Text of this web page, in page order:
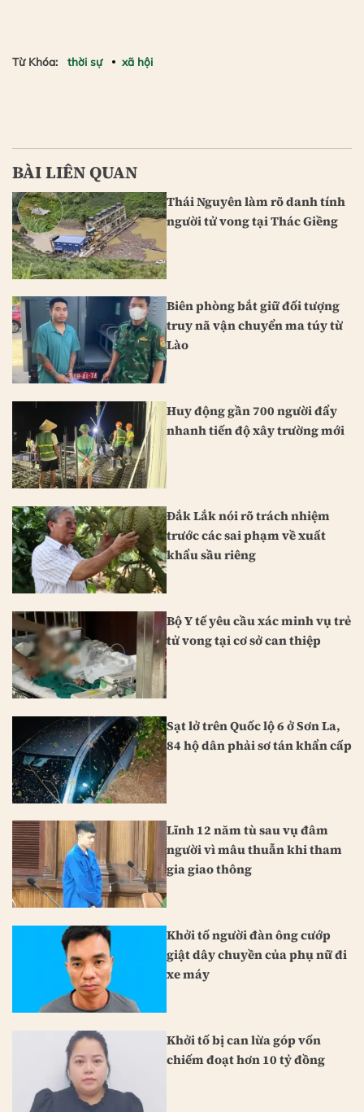
Từ Khóa: thời sự xã hội
BÀI LIÊN QUAN
Thái Nguyên làm rõ danh tính
người tử vong tại Thác Giềng
Biên phòng bắt giữ đối tượng
truy nã vận chuyển ma túy từ
Lào
Huy động gần 700 người đẩy
nhanh tiến độ xây trường mới
Đắk Lắk nói rõ trách nhiệm
trước các sai phạm về xuất
khẩu sầu riêng
Bộ Y tế yêu cầu xác minh vụ trẻ
tử vong tại cơ sở can thiệp
Sạt lở trên Quốc lộ 6 ở Sơn La,
84 hộ dân phải sơ tán khẩn cấp
Lĩnh 12 năm tù sau vụ đâm
người vì mâu thuẫn khi tham
gia giao thông
Khởi tố người đàn ông cướp
giật dây chuyền của phụ nữ đi
xe máy
Khởi tố bị can lừa góp vốn
chiếm đoạt hơn 10 tỷ đồng